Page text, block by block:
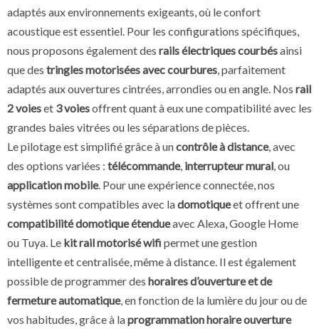
adaptés aux environnements exigeants, où le confort
acoustique est essentiel. Pour les configurations spécifiques,
nous proposons également des rails électriques courbésainsi
que des tringles motorisées avec courbures, parfaitement
adaptés aux ouvertures cintrées, arrondies ou en angle. Nos rail
2 voieset 3 voiesoffrent quant à eux une compatibilité avec les
grandes baies vitrées ou les séparations de pièces.
Le pilotage est simplifié grâce à uncontrôle à distance, avec
des options variées : télécommande, interrupteur mural, ou
application mobile. Pour une expérience connectée, nos
systèmes sont compatibles avec ladomotiqueet offrent une
compatibilité domotique étendueavec Alexa, Google Home
ou Tuya. Le kit rail motorisé wifi permet une gestion
intelligente et centralisée, même à distance. Il est également
possible de programmer des horaires d’ouverture et de
fermeture automatique, en fonction de la lumière du jour ou de
vos habitudes, grâce à laprogrammation horaire ouverture